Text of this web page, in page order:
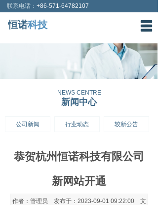
恒诺科技
联系电话： +86-571-64782107
网站首页
NEWS CENTRE
新闻中心
公司新闻 行业动态 较新公告
恭贺杭州恒诺科技有限公司
新网站开通
作者：管理员 发布于：2023-09-01 09:22:00 文